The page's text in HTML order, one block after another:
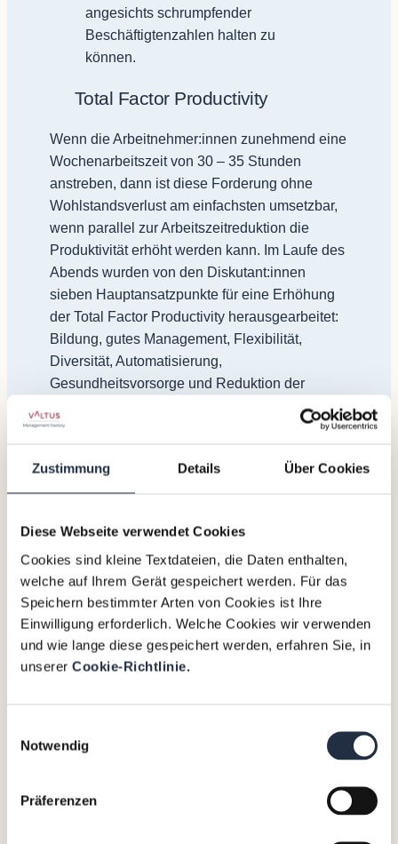
Zustimmung Details Über Cookies
Diese Webseite verwendet Cookies
Cookies sind kleine Textdateien, die Daten enthalten,
welche auf Ihrem Gerät gespeichert werden. Für das
Speichern bestimmter Arten von Cookies ist Ihre
Einwilligung erforderlich. Welche Cookies wir verwenden
und wie lange diese gespeichert werden, erfahren Sie, in
unserer Cookie-Richtlinie.
Notwendig
Präferenzen
angesichts schrumpfender
Beschäftigtenzahlen halten zu
können.
Total Factor Productivity
Wenn die Arbeitnehmer:innen zunehmend eine
Wochenarbeitszeit von 30 – 35 Stunden
anstreben, dann ist diese Forderung ohne
Wohlstandsverlust am einfachsten umsetzbar,
wenn parallel zur Arbeitszeitreduktion die
Produktivität erhöht werden kann. Im Laufe des
Abends wurden von den Diskutant:innen
sieben Hauptansatzpunkte für eine Erhöhung
der Total Factor Productivity herausgearbeitet:
Bildung, gutes Management, Flexibilität,
Diversität, Automatisierung,
Gesundheitsvorsorge und Reduktion der
betonten mehrere Diskutanten: „Von den
Jungen wird gesagt, sie seien faul. Dabei
handeln sie nur ökonomisch, wenn sie
Forderungen stellen, von den Jungen gibt’s
einfach zu wenige“, so Fehr. Und Marterbauer
betont, dass Teilzeitbeschäftigte mehr arbeiten
möchten: „Wir haben Teilzeitbeschäftigte, die
Marterbauer. Dazu komme, dass es Potenzial
bei älteren Beschäftigten gibt, die aber oft aus
Arbeitsleben hinausfallen:
„Gesundheitsvorsorge ist der Schlüssel, damit